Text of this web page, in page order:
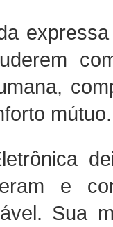
mútuo.
e
Sua